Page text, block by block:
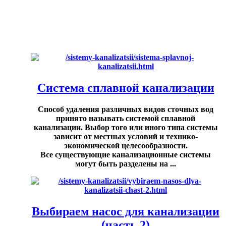
Система сплавной канализации
Способ удаления различных видов сточных вод
принято называть системой сплавной
канализации. Выбор того или иного типа системы
зависит от местных условий и технико-
экономической целесообразности.
Все существующие канализационные системы
могут быть разделены на ...
Выбираем насос для канализации